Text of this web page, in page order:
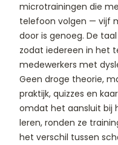
microtrainingen die
telefoon volgen — vijf
door is genoeg. De
zodat iedereen in het
medewerkers met
Geen droge theorie,
praktijk, quizzes en
omdat het aansluit bij
leren, ronden ze
het verschil tussen